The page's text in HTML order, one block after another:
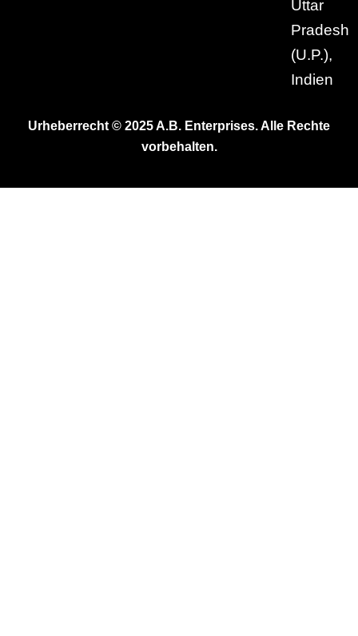
Uttar
Pradesh
(U.P.),
Indien
Urheberrecht © 2025 A.B. Enterprises. Alle Rechte
vorbehalten.